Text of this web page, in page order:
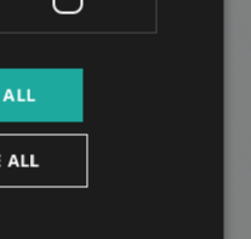
דמי שכירות:HUF
ALL
ALL